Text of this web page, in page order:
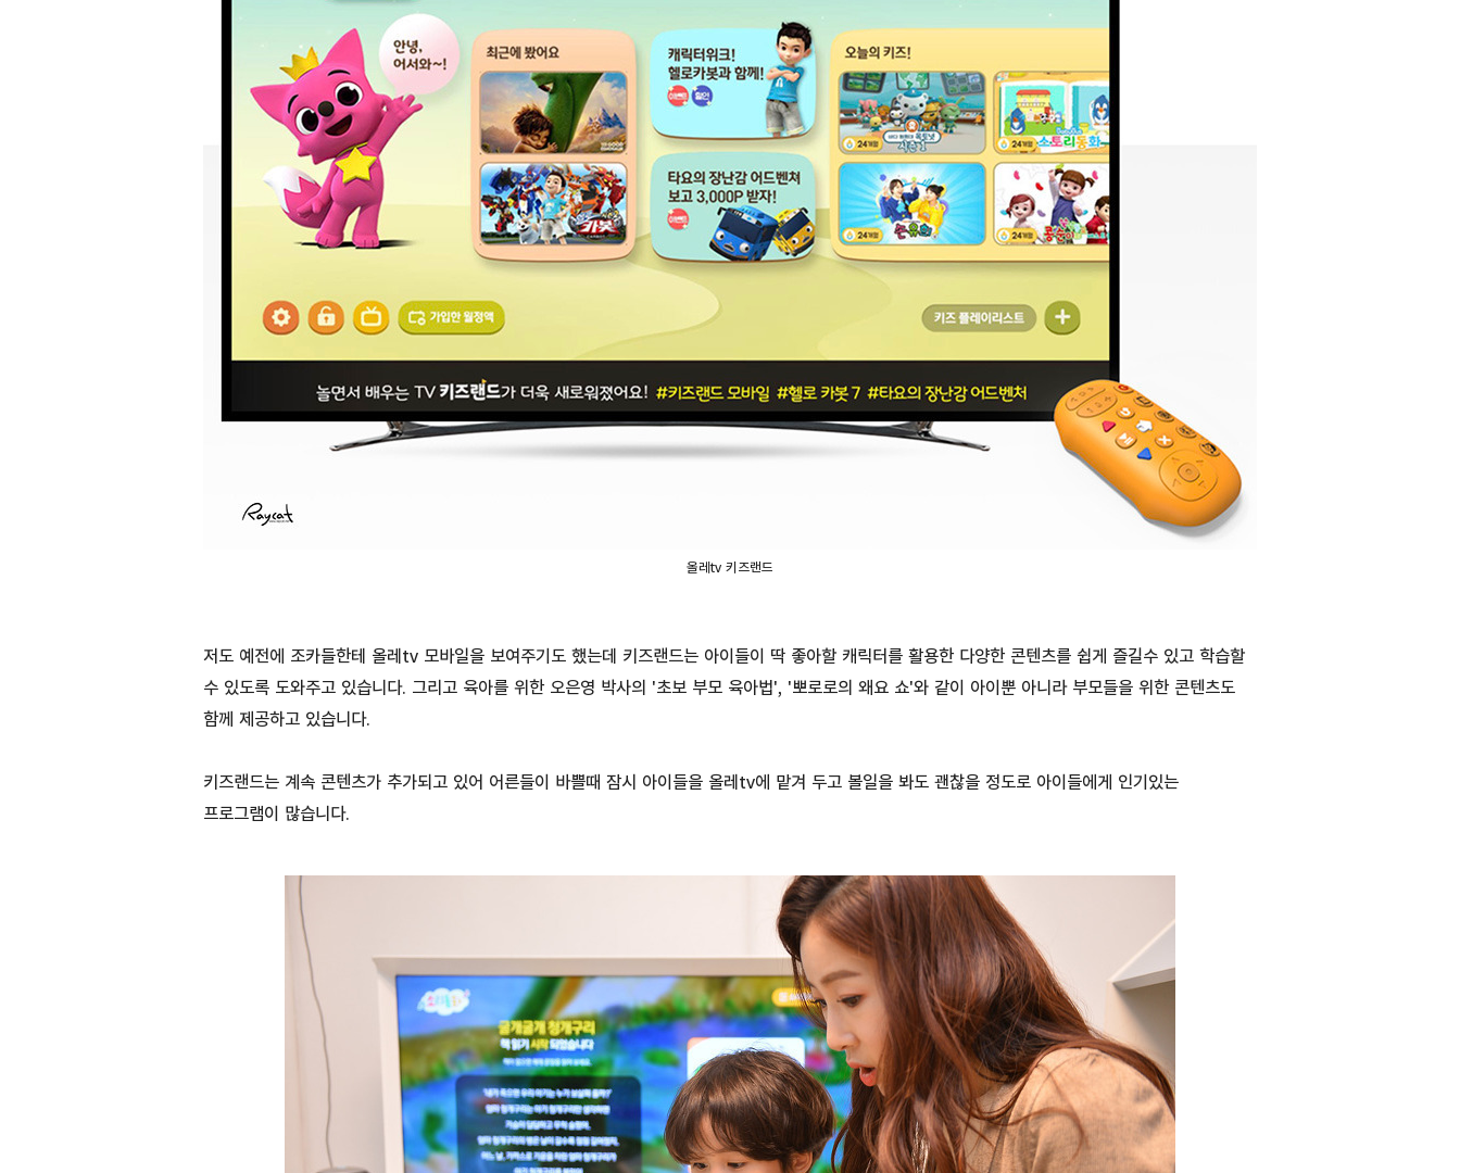
올레tv 키즈랜드
저도 예전에 조카들한테 올레tv 모바일을 보여주기도 했는데 키즈랜드는 아이들이 딱 좋아할 캐릭터를 활용한 다양한 콘텐츠를 쉽게 즐길수 있고 학습할
수 있도록 도와주고 있습니다. 그리고 육아를 위한 오은영 박사의 '초보 부모 육아법', '뽀로로의 왜요 쇼'와 같이 아이뿐 아니라 부모들을 위한 콘텐츠도
함께 제공하고 있습니다.
키즈랜드는 계속 콘텐츠가 추가되고 있어 어른들이 바쁠때 잠시 아이들을 올레tv에 맡겨 두고 볼일을 봐도 괜찮을 정도로 아이들에게 인기있는
프로그램이 많습니다.